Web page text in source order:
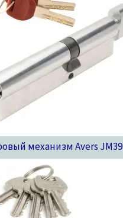
механизм Avers JM39